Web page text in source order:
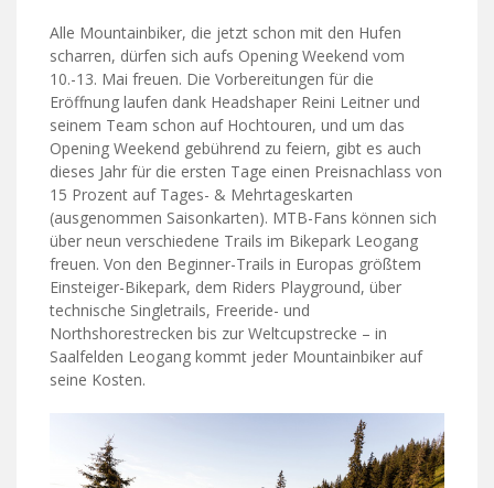
Alle Mountainbiker, die jetzt schon mit den Hufen
scharren, dürfen sich aufs Opening Weekend vom
10.-13. Mai freuen. Die Vorbereitungen für die
Eröffnung laufen dank Headshaper Reini Leitner und
seinem Team schon auf Hochtouren, und um das
Opening Weekend gebührend zu feiern, gibt es auch
dieses Jahr für die ersten Tage einen Preisnachlass von
15 Prozent auf Tages- & Mehrtageskarten
(ausgenommen Saisonkarten). MTB-Fans können sich
über neun verschiedene Trails im Bikepark Leogang
freuen. Von den Beginner-Trails in Europas größtem
Einsteiger-Bikepark, dem Riders Playground, über
technische Singletrails, Freeride- und
Northshorestrecken bis zur Weltcupstrecke – in
Saalfelden Leogang kommt jeder Mountainbiker auf
seine Kosten.